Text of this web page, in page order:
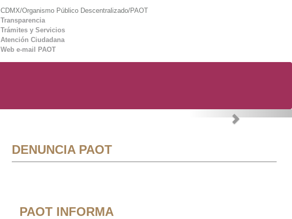
CDMX/Organismo Público Descentralizado/PAOT
Transparencia
Trámites y Servicios
Atención Ciudadana
Web e-mail PAOT
Next
DENUNCIA PAOT
PAOT INFORMA